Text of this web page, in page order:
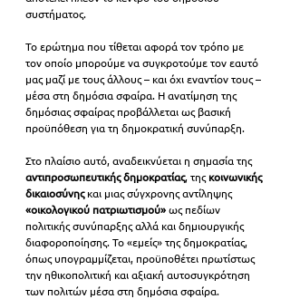
συστήματος.
Το ερώτημα που τίθεται αφορά τον τρόπο με
τον οποίο μπορούμε να συγκροτούμε τον εαυτό
μας μαζί με τους άλλους – και όχι εναντίον τους –
μέσα στη δημόσια σφαίρα. Η ανατίμηση της
δημόσιας σφαίρας προβάλλεται ως βασική
προϋπόθεση για τη δημοκρατική συνύπαρξη.
Στο πλαίσιο αυτό, αναδεικνύεται η σημασία της
αντιπροσωπευτικής δημοκρατίας, της κοινωνικής
δικαιοσύνης και μιας σύγχρονης αντίληψης
«οικολογικού πατριωτισμού» ως πεδίων
πολιτικής συνύπαρξης αλλά και δημιουργικής
διαφοροποίησης. Το «εμείς» της δημοκρατίας,
όπως υπογραμμίζεται, προϋποθέτει πρωτίστως
την ηθικοπολιτική και αξιακή αυτοσυγκρότηση
των πολιτών μέσα στη δημόσια σφαίρα.